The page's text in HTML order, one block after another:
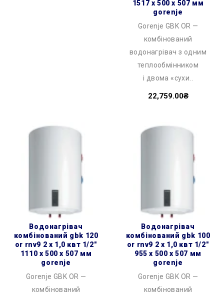
1517 x 500 x 507 мм
gorenje
Gorenje GBK OR —
комбінований
водонагрівач з одним
теплообмінником
і двома «сухи..
22,759.00₴
водонагрівач
комбінований gbk 120
or rnv9 2 х 1,0 квт 1/2″
1110 x 500 x 507 мм
gorenje
Gorenje GBK OR —
комбінований
водонагрівач
комбінований gbk 100
or rnv9 2 х 1,0 квт 1/2″
955 x 500 x 507 мм
gorenje
Gorenje GBK OR —
комбінований